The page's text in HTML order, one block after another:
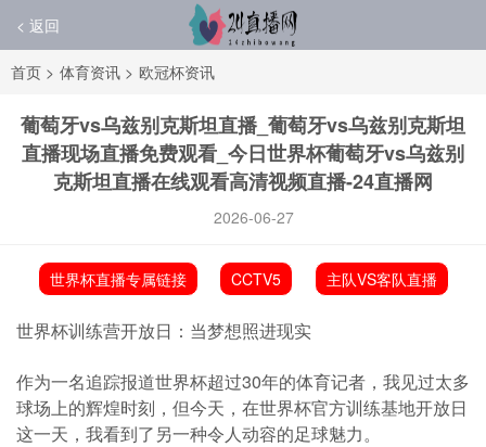
< 返回
首页 > 体育资讯 > 欧冠杯资讯
葡萄牙vs乌兹别克斯坦直播_葡萄牙vs乌兹别克斯坦
直播现场直播免费观看_今日世界杯葡萄牙vs乌兹别
克斯坦直播在线观看高清视频直播-24直播网
2026-06-27
世界杯直播专属链接 CCTV5 主队VS客队直播
世界杯训练营开放日：当梦想照进现实
作为一名追踪报道世界杯超过30年的体育记者，我见过太多
球场上的辉煌时刻，但今天，在世界杯官方训练基地开放日
这一天，我看到了另一种令人动容的足球魅力。